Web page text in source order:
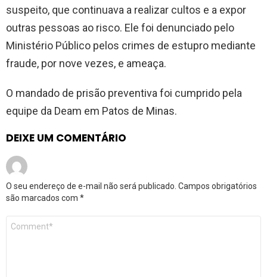
suspeito, que continuava a realizar cultos e a expor
outras pessoas ao risco. Ele foi denunciado pelo
Ministério Público pelos crimes de estupro mediante
fraude, por nove vezes, e ameaça.
O mandado de prisão preventiva foi cumprido pela
equipe da Deam em Patos de Minas.
DEIXE UM COMENTÁRIO
O seu endereço de e-mail não será publicado. Campos obrigatórios
são marcados com *
Comentário